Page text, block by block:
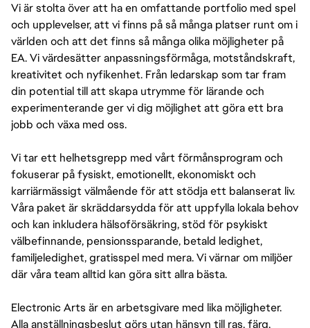
Vi är stolta över att ha en omfattande portfolio med spel
och upplevelser, att vi finns på så många platser runt om i
världen och att det finns så många olika möjligheter på
EA. Vi värdesätter anpassningsförmåga, motståndskraft,
kreativitet och nyfikenhet. Från ledarskap som tar fram
din potential till att skapa utrymme för lärande och
experimenterande ger vi dig möjlighet att göra ett bra
jobb och växa med oss.
Vi tar ett helhetsgrepp med vårt förmånsprogram och
fokuserar på fysiskt, emotionellt, ekonomiskt och
karriärmässigt välmående för att stödja ett balanserat liv.
Våra paket är skräddarsydda för att uppfylla lokala behov
och kan inkludera hälsoförsäkring, stöd för psykiskt
välbefinnande, pensionssparande, betald ledighet,
familjeledighet, gratisspel med mera. Vi värnar om miljöer
där våra team alltid kan göra sitt allra bästa.
Electronic Arts är en arbetsgivare med lika möjligheter.
Alla anställningsbeslut görs utan hänsyn till ras, färg,